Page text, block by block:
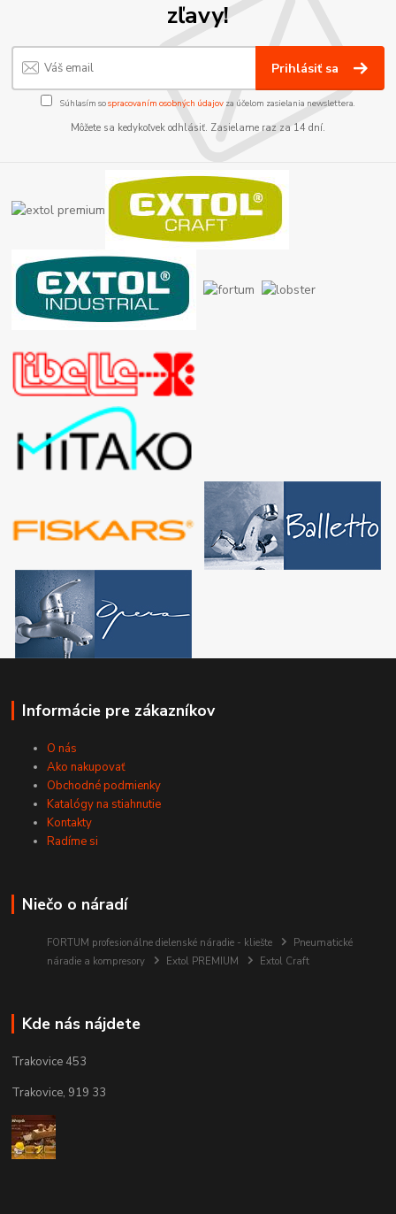
zľavy!
Prihlásiť sa
Súhlasím sospracovaním osobných údajov za účelom zasielania newslettera.
Môžete sa kedykoľvek odhlásiť. Zasielame raz za 14 dní.
Informácie pre zákazníkov
O nás
Ako nakupovať
Obchodné podmienky
Katalógy na stiahnutie
Kontakty
Radíme si
Niečo o náradí
FORTUM profesionálne dielenské náradie - kliešte
Pneumatické
náradie a kompresory
Extol PREMIUM Extol Craft
Kde nás nájdete
Trakovice 453
Trakovice, 919 33